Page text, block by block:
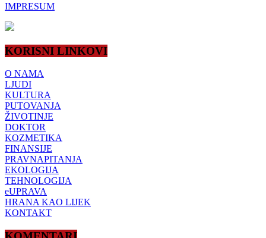
IMPRESUM
KORISNI LINKOVI
O NAMA
LJUDI
KULTURA
PUTOVANJA
ŽIVOTINJE
DOKTOR
KOZMETIKA
FINANSIJE
PRAVNAPITANJA
EKOLOGIJA
TEHNOLOGIJA
eUPRAVA
HRANA KAO LIJEK
KONTAKT